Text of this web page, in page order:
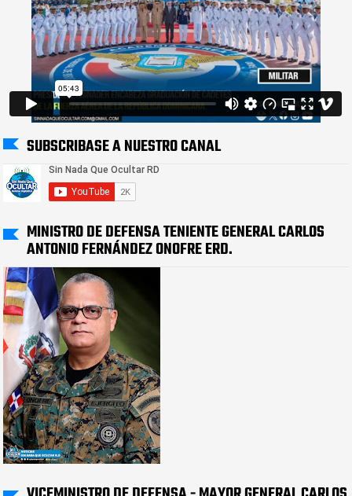
SUBSCRIBASE A NUESTRO CANAL
MINISTRO DE DEFENSA TENIENTE GENERAL CARLOS
ANTONIO FERNÁNDEZ ONOFRE ERD.